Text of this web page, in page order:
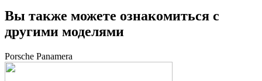
Вы также можете ознакомиться с
другими моделями
Porsche Panamera